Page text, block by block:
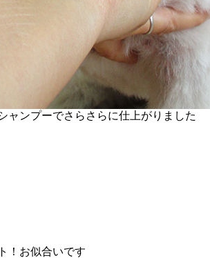
ャンプーでさらさらに仕上がりました
！お似合いです